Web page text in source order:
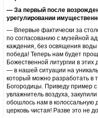
— За первый после
урегулировании
— Впервые фактически за
по согласованию с музейной
каждения, без освящения воды
победа! Теперь нам будет
Божественной литургии в
— в нашей ситуации на
который можно разработать в
Богородицы. Приведу пример
увлажнитель воздуха,
обошлось нам в колоссальную
церковь чистая! Разве это не